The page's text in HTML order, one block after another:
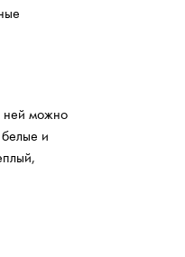
ней можно
и